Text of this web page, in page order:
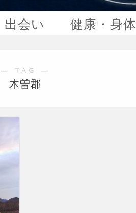
出会い 健康・身体
― TAG ―
木曽郡